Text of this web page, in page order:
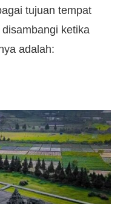
tujuan tempat
ketika
adalah: